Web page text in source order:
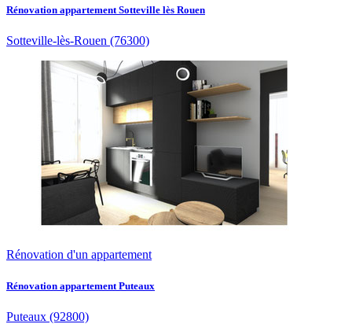
Rénovation appartement Sotteville lès Rouen
Sotteville-lès-Rouen (76300)
Rénovation d'un appartement
Rénovation appartement Puteaux
Puteaux (92800)